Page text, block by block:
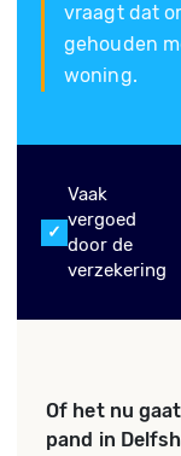
vraagt dat
gehouden
woning.
Vaak
vergoed
door de
verzekering
Of het nu
pand in